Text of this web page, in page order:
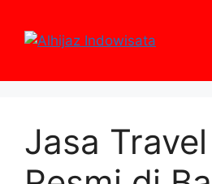
content
Jasa